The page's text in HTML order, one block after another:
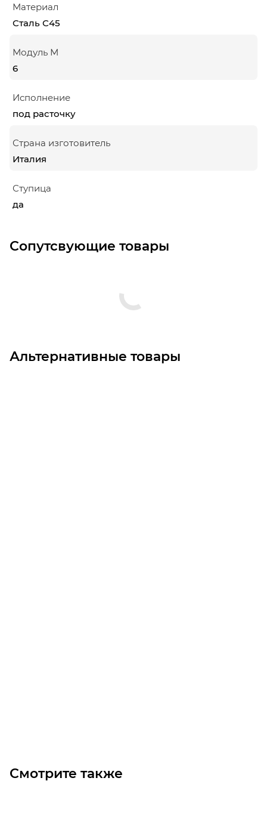
Материал
Сталь С45
Модуль М
6
Исполнение
под расточку
Страна изготовитель
Италия
Ступица
да
Сопутсвующие товары
Альтернативные товары
Смотрите также